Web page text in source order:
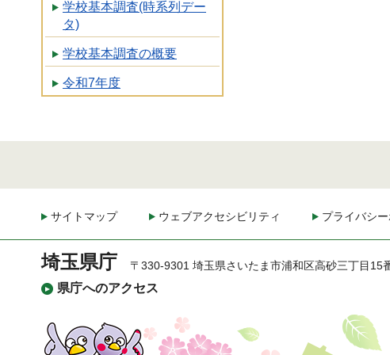
学校基本調査(時系列デー
タ)
学校基本調査の概要
令和7年度
サイトマップ ウェブアクセシビリティ プライバシ
埼玉県庁
県庁へのアクセス
〒330-9301 埼玉県さいたま市浦和区高砂三丁目15